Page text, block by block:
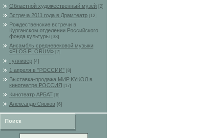
Областной художественный музей [2]
Встреча 2011 года в Драмтеатр [12]
Рождественские встречи в
Курганском отделении Российского
фонда культуры
[33]
Ансамбль средневековой музыки
«FLOS FLORUM» [7]
Гулливер [4]
1 апреля в "РОССИИ" [8]
Выставка-продажа МИР КУКОЛ в
кинотеатре РОССИЯ
[17]
Кинотеатр АРБАТ [6]
Александр Сивков [6]
Поиск